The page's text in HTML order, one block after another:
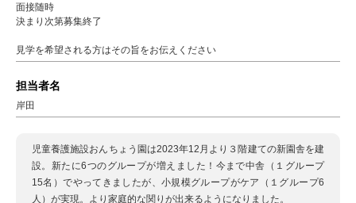
面接随時
決まり次第募集終了
見学を希望される方はその旨をお伝えください
担当者名
岸田
児童養護施設おんちょう園は2023年12月より３階建ての新園舎を建
設。新たに6つのグループが増えました！今まで中舎（１グループ
15名）でやってきましたが、小規模グループがケア（１グループ6
人）が実現。より家庭的な関りが出来るようになりました。